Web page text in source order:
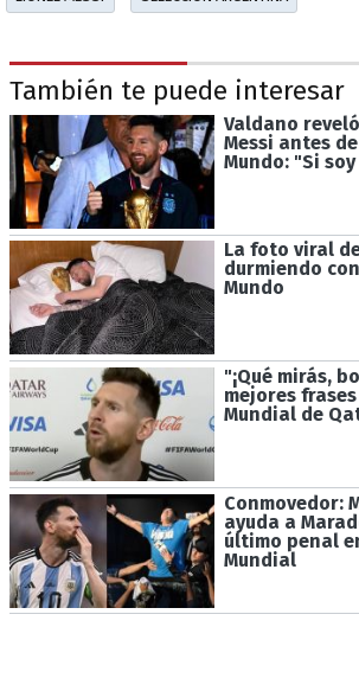
También te puede interesar
Valdano
Messi antes
Mundo: "Si
La foto viral
durmiendo
Mundo
"¡Qué mirás,
mejores
Mundial de
Conmovedor:
ayuda a
último penal
Mundial